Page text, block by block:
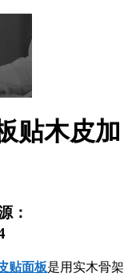
贴木皮加
：
贴面板是用实木骨架